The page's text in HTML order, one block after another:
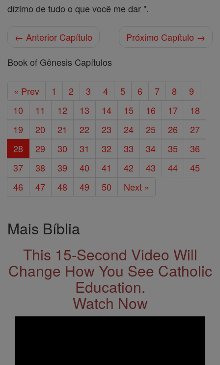
dízimo de tudo o que você me dar ".
← Anterior Capítulo
Próximo Capítulo →
Book of Gênesis Capítulos
« Prev 1 2 3 4 5 6 7 8
9
10
11 12 13 14 15 16 17
18
19
20 21 22 23 24 25 26
27
28
29 30 31 32 33 34 35
36
37
38 39 40 41 42 43 44
45
46
47 48 49 50 Next »
Mais Bíblia
This 15-Second Video Will
Change How You See Catholic
Education.
Watch Now